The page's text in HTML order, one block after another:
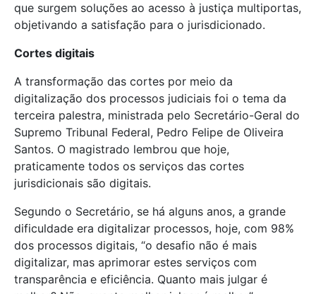
que surgem soluções ao acesso à justiça multiportas,
objetivando a satisfação para o jurisdicionado.
Cortes digitais
A transformação das cortes por meio da
digitalização dos processos judiciais foi o tema da
terceira palestra, ministrada pelo Secretário-Geral do
Supremo Tribunal Federal, Pedro Felipe de Oliveira
Santos. O magistrado lembrou que hoje,
praticamente todos os serviços das cortes
jurisdicionais são digitais.
Segundo o Secretário, se há alguns anos, a grande
dificuldade era digitalizar processos, hoje, com 98%
dos processos digitais, “o desafio não é mais
digitalizar, mas aprimorar estes serviços com
transparência e eficiência. Quanto mais julgar é